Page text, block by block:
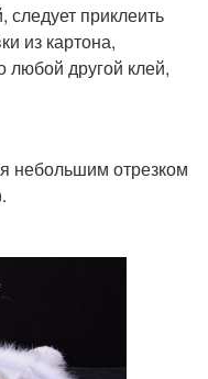
приклеить
из картона,
любой другой клей,
небольшим отрезком